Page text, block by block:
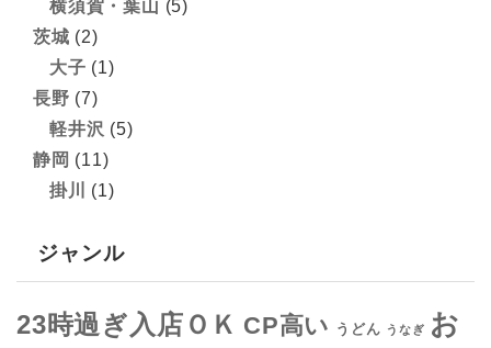
横須賀・葉山 (5)
茨城 (2)
大子 (1)
長野 (7)
軽井沢 (5)
静岡 (11)
掛川
(1)
ジャンル
23時過ぎ入店ＯＫ CP高い うどん うなぎ お